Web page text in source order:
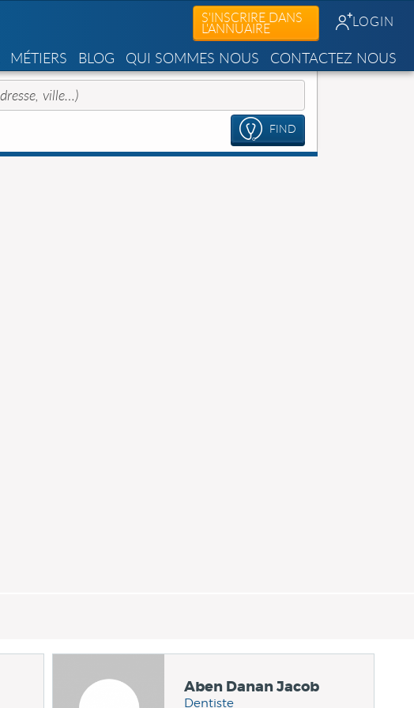
S'INSCRIRE DANS
L'ANNUAIRE LOGIN
MÉTIERS BLOG QUI SOMMES NOUS CONTACTEZ NOUS
FIND
Aben Danan Jacob
Dentiste